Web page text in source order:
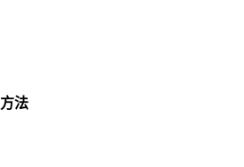
法